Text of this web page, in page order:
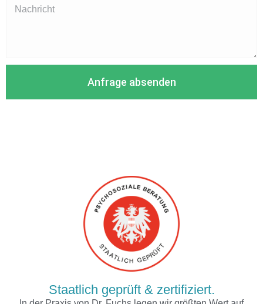
Anfrage absenden
Staatlich geprüft & zertifiziert.